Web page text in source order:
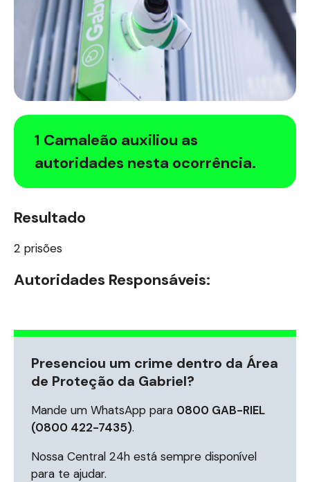
1 Camaleão auxiliou as
autoridades nesta ocorrência.
Resultado
2 prisões
Autoridades Responsáveis:
Presenciou um crime dentro da Área
de Proteção da Gabriel?
Mande um WhatsApp para 0800 GAB-RIEL
(0800 422-7435).
Nossa Central 24h está sempre disponível
para te ajudar.